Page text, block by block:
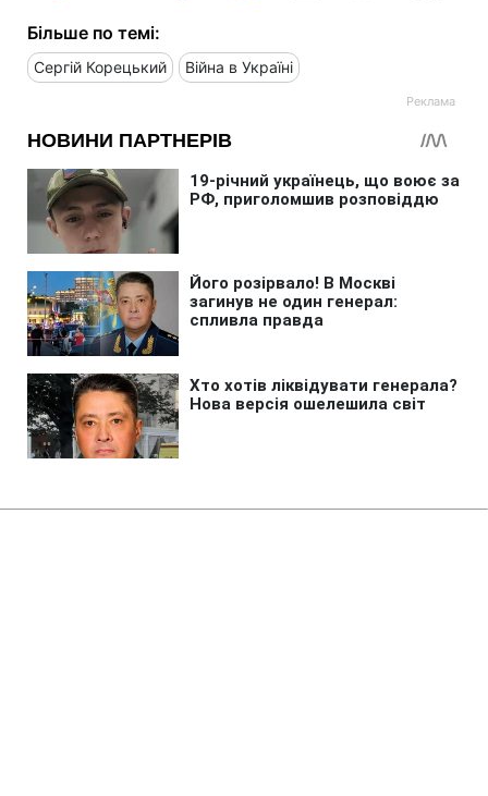
Більше по темі:
Сергій Корецький Війна в Україні